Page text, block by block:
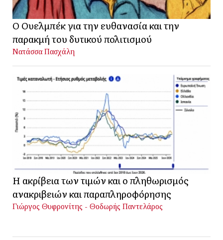
Ο Ουελμπέκ για την ευθανασία και την
παρακμή του δυτικού πολιτισμού
Νατάσσα Πασχάλη
Η ακρίβεια των τιμών και ο πληθωρισμός
ανακριβειών και παραπληροφόρησης
Γιώργος Θυφρονίτης - Θοδωρής Παντελάρος